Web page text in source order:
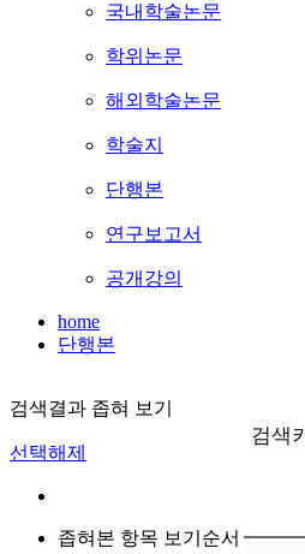
국내학술논문
학위논문
해외학술논문
학술지
단행본
연구보고서
공개강의
home
단행본
검색결과 좁혀 보기
선택해제
좁혀본 항목 보기순서
검색